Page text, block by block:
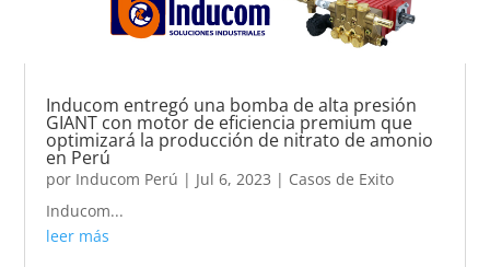
Inducom entregó una bomba de alta presión
GIANT con motor de eficiencia premium que
optimizará la producción de nitrato de amonio
en Perú
por Inducom Perú | Jul 6, 2023 | Casos de Exito
Inducom...
leer más